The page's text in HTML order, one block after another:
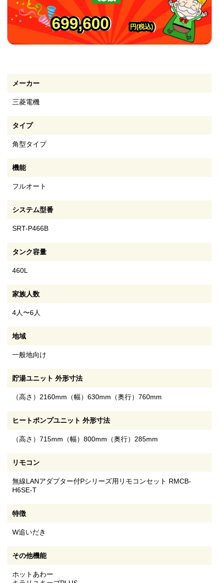
699,600
699,600
699,600 円(税込)
円(税込)
円(税込)
メーカー
三菱電機
タイプ
角型タイプ
機能
フルオート
システム型番
SRT-P466B
タンク容量
460L
家族人数
4人〜6人
地域
一般地向け
貯湯ユニット 外形寸法
（高さ）2160mm（幅）630mm（奥行）760mm
ヒートポンプユニット 外形寸法
（高さ）715mm（幅）800mm（奥行）285mm
リモコン
無線LANアダプター付Pシリーズ用リモコンセット RMCB-
H6SE-T
特徴
W追いだき
その他機能
ホットあわー